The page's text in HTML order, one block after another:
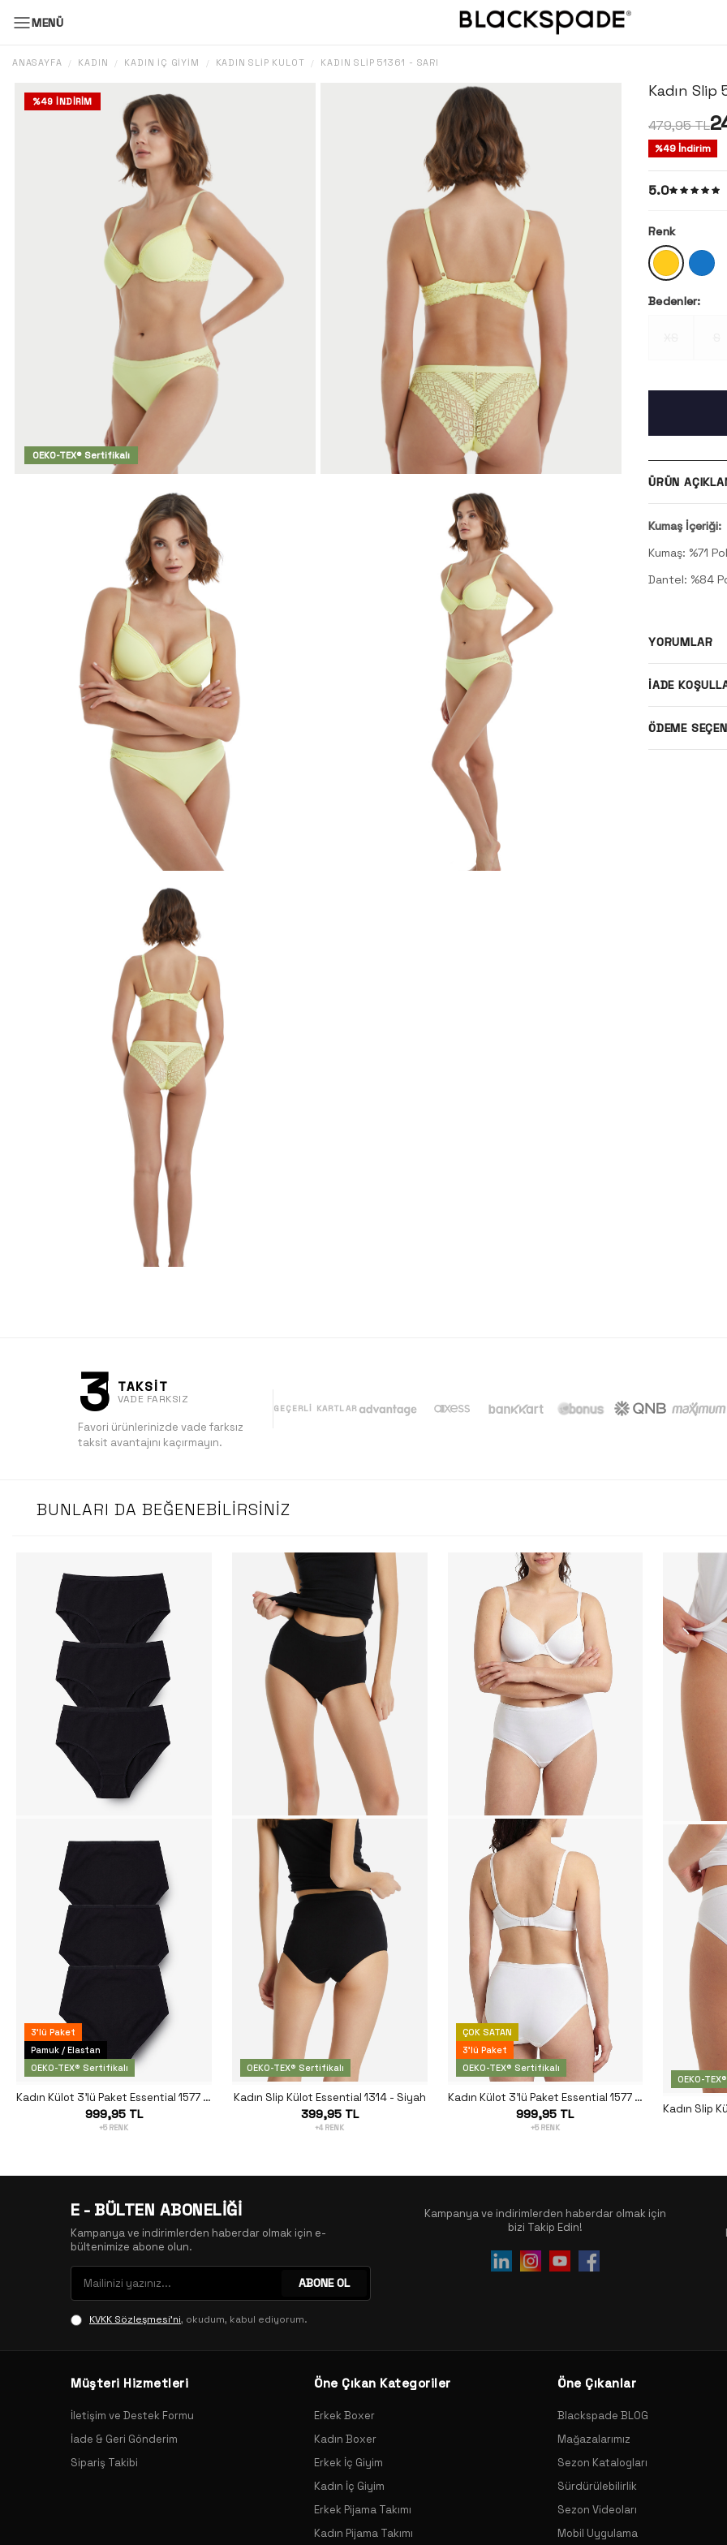
MENÜ
ANASAYFA / KADIN / KADIN İÇ GIYIM / KADIN SLIP KÜLOT / KADIN SLIP 51361 - SARI
%49 İNDIRIM
OEKO-TEX® Sertifikalı
Kadın Slip
479,95TL
%49 İndirim
5.0
Renk
Bedenler:
ÜRÜN
Kumaş İçeriği:
Kumaş: %71
Dantel: %84
YORUMLAR
İADE
ÖDEME
3 TAKSİT
VADE FARKSIZ
Favori ürünlerinizde vade farksız
taksit avantajını kaçırmayın.
GEÇERLI KARTLAR
BUNLARI DA BEĞENEBILIRSINIZ
3'lü Paket
Pamuk / Elastan
OEKO-TEX® Sertifikalı
Kadın Külot 3'lü Paket Essential 1577 - Siyah
999,95 TL
+5 RENK
OEKO-TEX® Sertifikalı
Kadın Slip Külot Essential 1314 - Siyah
399,95 TL
+4 RENK
ÇOK SATAN
3'lü Paket
OEKO-TEX® Sertifikalı
Kadın Külot 3'lü Paket Essential 1577 - Beyaz
999,95 TL
+5 RENK
OEKO-
E - BÜLTEN ABONELİĞİ
Kampanya ve indirimlerden haberdar olmak için e-
bültenimize abone olun.
ABONE OL
KVKK Sözleşmesi'ni, okudum, kabul ediyorum.
Kampanya ve indirimlerden haberdar olmak için
bizi Takip Edin!
Müşteri Hizmetleri
İletişim ve Destek Formu
İade & Geri Gönderim
Sipariş Takibi
Öne Çıkan Kategoriler
Erkek Boxer
Kadın Boxer
Erkek İç Giyim
Kadın İç Giyim
Erkek Pijama Takımı
Kadın Pijama Takımı
Öne Çıkanlar
Blackspade BLOG
Mağazalarımız
Sezon Katalogları
Sürdürülebilirlik
Sezon Videoları
Mobil Uygulama